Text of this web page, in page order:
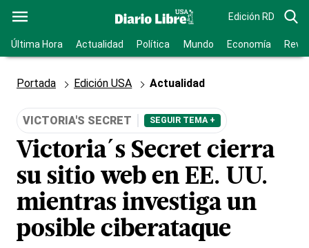
Edición RD
Última Hora Actualidad Política Mundo Economía
Portada Edición USA Actualidad
VICTORIA'S SECRET SEGUIR TEMA +
Victoria´s Secret cierra
su sitio web en EE. UU.
mientras investiga un
posible ciberataque